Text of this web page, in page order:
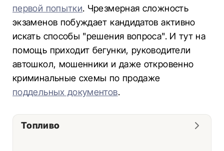
первой попытки. Чрезмерная сложность
экзаменов побуждает кандидатов активно
искать способы "решения вопроса". И тут на
помощь приходит бегунки, руководители
автошкол, мошенники и даже откровенно
криминальные схемы по продаже
поддельных документов.
Топливо